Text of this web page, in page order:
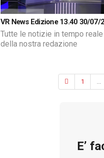
VR News Edizione 13.40 30/07/
Tutte le notizie in tempo reale
della nostra redazione
1
E’